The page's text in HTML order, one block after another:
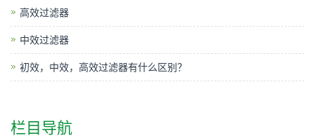
高效过滤器
中效过滤器
初效，中效，高效过滤器有什么区别？
栏目导航